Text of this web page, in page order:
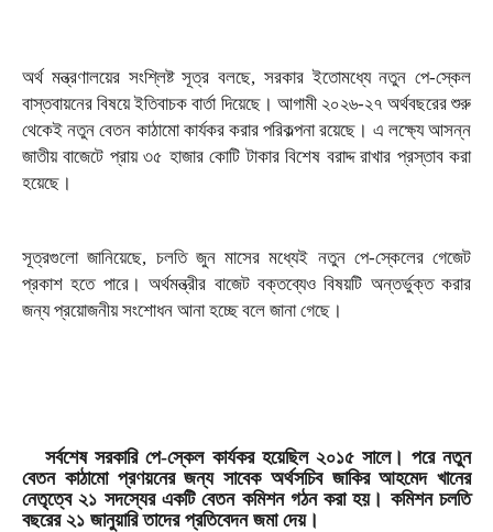
অর্থ মন্ত্রণালয়ের সংশ্লিষ্ট সূত্র বলছে, সরকার ইতোমধ্যে নতুন পে-স্কেল
বাস্তবায়নের বিষয়ে ইতিবাচক বার্তা দিয়েছে। আগামী ২০২৬-২৭ অর্থবছরের শুরু
থেকেই নতুন বেতন কাঠামো কার্যকর করার পরিকল্পনা রয়েছে। এ লক্ষ্যে আসন্ন
জাতীয় বাজেটে প্রায় ৩৫ হাজার কোটি টাকার বিশেষ বরাদ্দ রাখার প্রস্তাব করা
হয়েছে।
সূত্রগুলো জানিয়েছে, চলতি জুন মাসের মধ্যেই নতুন পে-স্কেলের গেজেট
প্রকাশ হতে পারে। অর্থমন্ত্রীর বাজেট বক্তব্যেও বিষয়টি অন্তর্ভুক্ত করার
জন্য প্রয়োজনীয় সংশোধন আনা হচ্ছে বলে জানা গেছে।
সর্বশেষ সরকারি পে-স্কেল কার্যকর হয়েছিল ২০১৫ সালে। পরে নতুন
বেতন কাঠামো প্রণয়নের জন্য সাবেক অর্থসচিব জাকির আহমেদ খানের
নেতৃত্বে ২১ সদস্যের একটি বেতন কমিশন গঠন করা হয়। কমিশন চলতি
বছরের ২১ জানুয়ারি তাদের প্রতিবেদন জমা দেয়।